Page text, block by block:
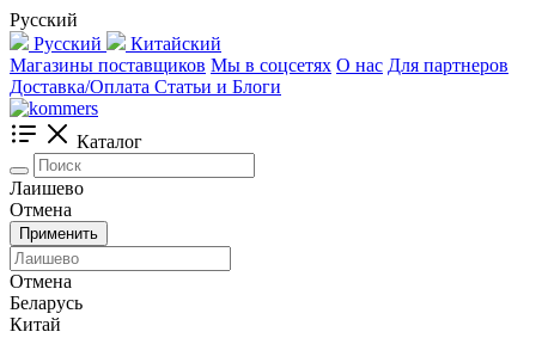
Русский
Русский
Китайский
Магазины поставщиков Мы в соцсетях О нас Для партнеров
Доставка/Оплата Статьи и Блоги
Каталог
Лаишево
Отмена
Применить
Отмена
Беларусь
Китай